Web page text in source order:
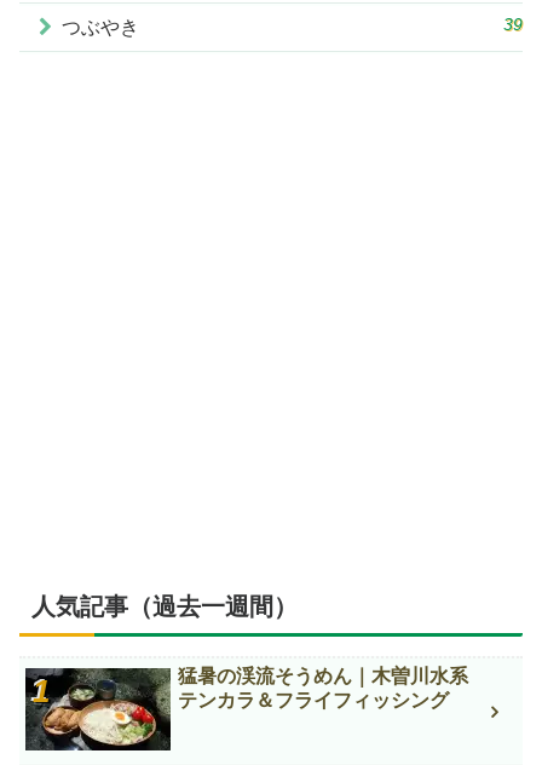
つぶやき 39
人気記事（過去一週間）
猛暑の渓流そうめん｜木曽川水系
テンカラ＆フライフィッシング